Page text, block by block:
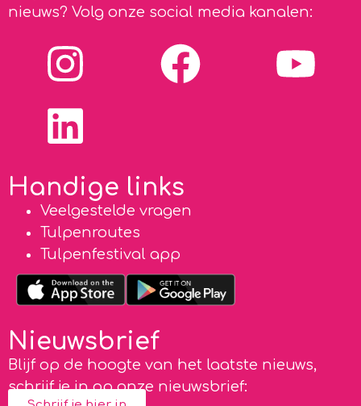
nieuws? Volg onze social media kanalen:
Handige links
Veelgestelde vragen
Tulpenroutes
Tulpenfestival app
Nieuwsbrief
Blijf op de hoogte van het laatste nieuws,
schrijf je in op onze nieuwsbrief: